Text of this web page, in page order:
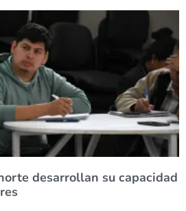
desarrollan su capacidad